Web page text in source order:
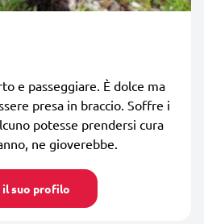
e passeggiare. È dolce ma
presa in braccio. Soffre i
potesse prendersi cura
ne gioverebbe.
il suo profilo